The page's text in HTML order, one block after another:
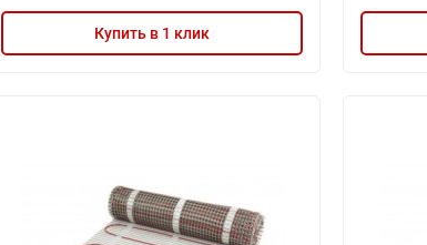
Купить в 1 клик